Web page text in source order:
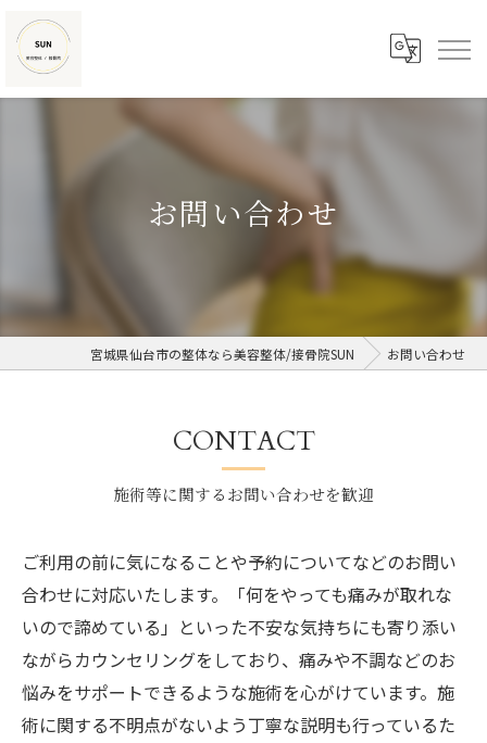
お問い合わせ
宮城県仙台市の整体なら美容整体/接骨院SUN お問い合わせ
施術等に関するお問い合わせを歓迎
CONTACT
ご利用の前に気になることや予約についてなどのお問い
合わせに対応いたします。「何をやっても痛みが取れな
いので諦めている」といった不安な気持ちにも寄り添い
ながらカウンセリングをしており、痛みや不調などのお
悩みをサポートできるような施術を心がけています。施
術に関する不明点がないよう丁寧な説明も行っているた